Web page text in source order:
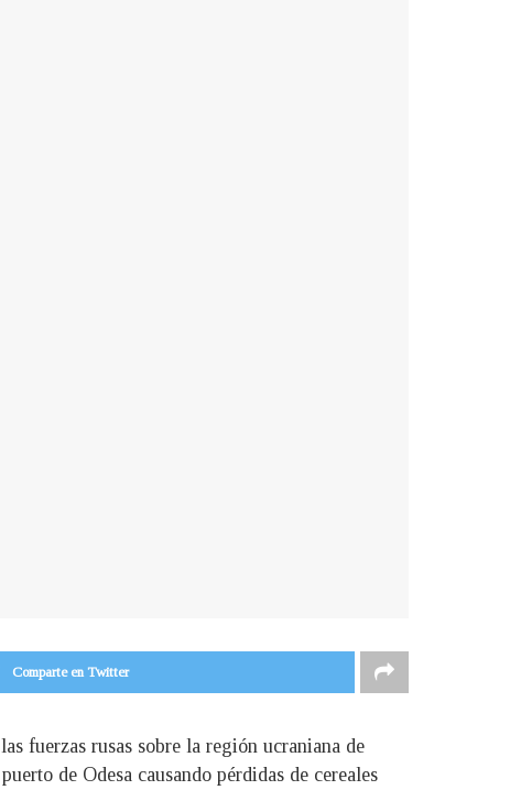
Comparte en Twitter
fuerzas rusas sobre la región ucraniana de
de Odesa causando pérdidas de cereales